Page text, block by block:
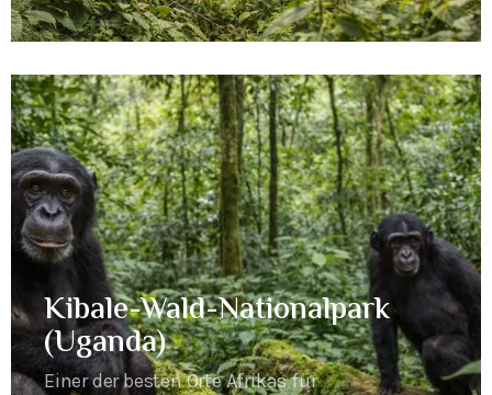
Kibale-Wald-Nationalpark
(Uganda)
Einer der besten Orte Afrikas für